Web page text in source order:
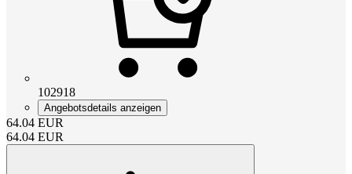
102918
Angebotsdetails anzeigen
64.04 EUR
64.04 EUR